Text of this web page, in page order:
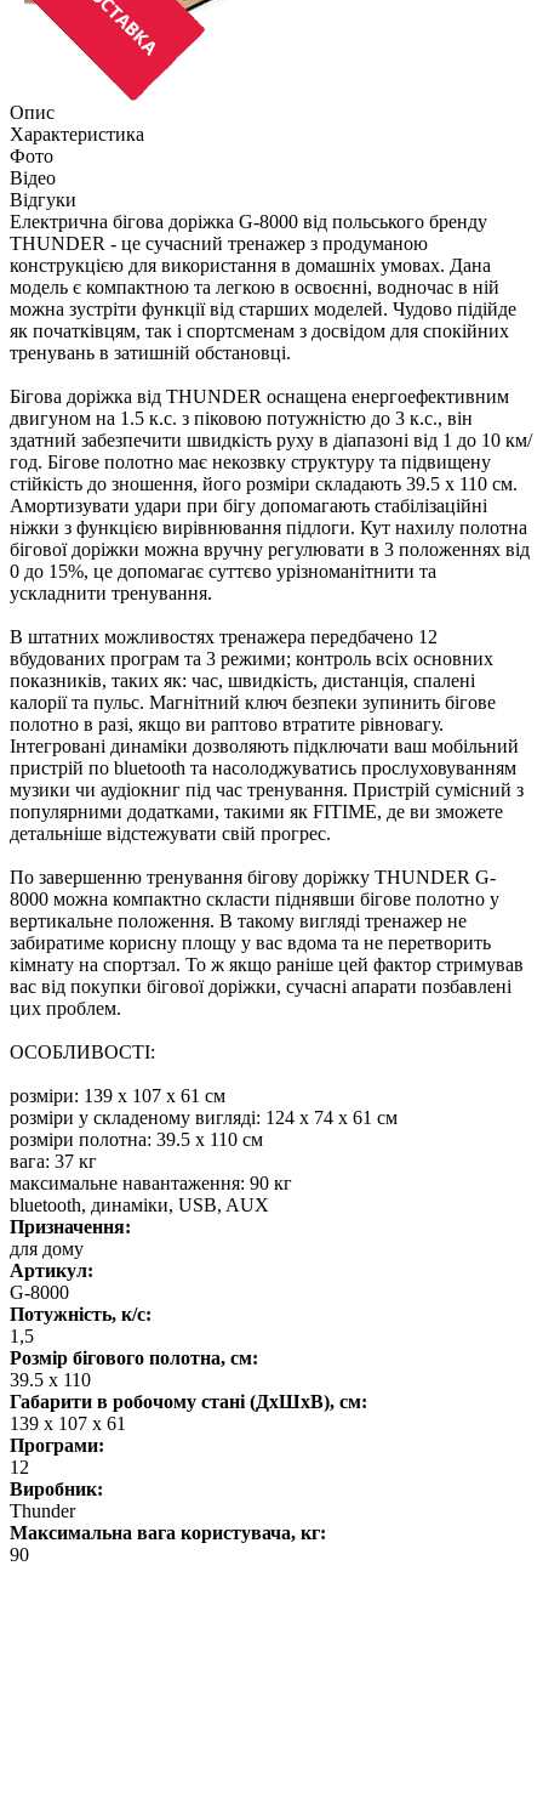
Опис
Характеристика
Фото
Відео
Відгуки
Електрична бігова доріжка G-8000 від польського бренду
THUNDER - це сучасний тренажер з продуманою
конструкцією для використання в домашніх умовах. Дана
модель є компактною та легкою в освоєнні, водночас в ній
можна зустріти функції від старших моделей. Чудово підійде
як початківцям, так і спортсменам з досвідом для спокійних
тренувань в затишній обстановці.
Бігова доріжка від THUNDER оснащена енергоефективним
двигуном на 1.5 к.с. з піковою потужністю до 3 к.с., він
здатний забезпечити швидкість руху в діапазоні від 1 до 10 км/
год. Бігове полотно має некозвку структуру та підвищену
стійкість до зношення, його розміри складають 39.5 x 110 см.
Амортизувати удари при бігу допомагають стабілізаційні
ніжки з функцією вирівнювання підлоги. Кут нахилу полотна
бігової доріжки можна вручну регулювати в 3 положеннях від
0 до 15%, це допомагає суттєво урізноманітнити та
ускладнити тренування.
В штатних можливостях тренажера передбачено 12
вбудованих програм та 3 режими; контроль всіх основних
показників, таких як: час, швидкість, дистанція, спалені
калорії та пульс. Магнітний ключ безпеки зупинить бігове
полотно в разі, якщо ви раптово втратите рівновагу.
Інтегровані динаміки дозволяють підключати ваш мобільний
пристрій по bluetooth та насолоджуватись прослуховуванням
музики чи аудіокниг під час тренування. Пристрій сумісний з
популярними додатками, такими як FITIME, де ви зможете
детальніше відстежувати свій прогрес.
По завершенню тренування бігову доріжку THUNDER G-
8000 можна компактно скласти піднявши бігове полотно у
вертикальне положення. В такому вигляді тренажер не
забиратиме корисну площу у вас вдома та не перетворить
кімнату на спортзал. То ж якщо раніше цей фактор стримував
вас від покупки бігової доріжки, сучасні апарати позбавлені
цих проблем.
ОСОБЛИВОСТІ:
розміри: 139 x 107 x 61 см
розміри у складеному вигляді: 124 x 74 x 61 см
розміри полотна: 39.5 x 110 см
вага: 37 кг
максимальне навантаження: 90 кг
bluetooth, динаміки, USB, AUX
Призначення:
для дому
Артикул:
G-8000
Потужність, к/с:
1,5
Розмір бігового полотна, см:
39.5 x 110
Габарити в робочому стані (ДхШхВ), см:
139 x 107 x 61
Програми:
12
Виробник:
Thunder
Максимальна вага користувача, кг:
90